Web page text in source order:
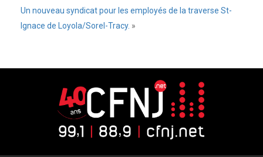
Un nouveau syndicat pour les employés de la traverse St-
Ignace de Loyola/Sorel-Tracy. »